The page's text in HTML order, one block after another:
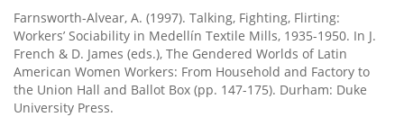
Farnsworth-Alvear, A. (1997). Talking, Fighting, Flirting:
Workers’ Sociability in Medellí­n Textile Mills, 1935-1950. In J.
French & D. James (eds.), The Gendered Worlds of Latin
American Women Workers: From Household and Factory to
the Union Hall and Ballot Box (pp. 147-175). Durham: Duke
University Press.